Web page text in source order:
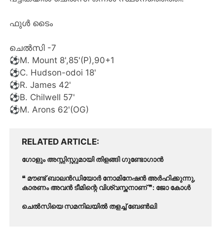
ഫുൾ ടൈം
ചെൽസി -7
⚽️M. Mount 8',85'(P),90+1
⚽️C. Hudson-odoi 18'
⚽️R. James 42'
⚽️B. Chilwell 57'
⚽️M. Arons 62'(OG)
RELATED ARTICLE
ഗോളും അസ്സിസ്റ്റുമായി തിളങ്ങി ഗുണ്ടോഗാൻ
❝ മൗണ്ട് ബാലൻഡിയോർ നോമിനേഷൻ അർഹിക്കുന്നു,
കാരണം അവൻ ടീമിന്റെ വിശ്വസ്തനാണ് ❞: ജോ കോൾ
ചെൽസിയെ സമനിലയിൽ തളച്ച് ബേൺലി